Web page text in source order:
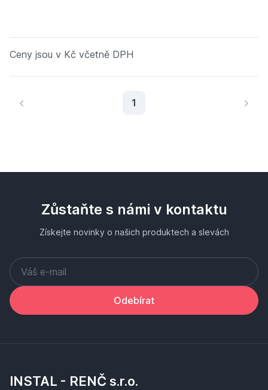
Ceny jsou v Kč včetně DPH
1
Zůstaňte s námi v kontaktu
Získejte novinky o našich produktech a slevách
Odebírat
INSTAL - RENČ s.r.o.